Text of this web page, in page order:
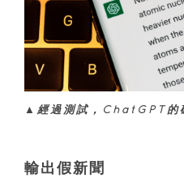
▲經過測試，ChatGPT的
輸出假新聞